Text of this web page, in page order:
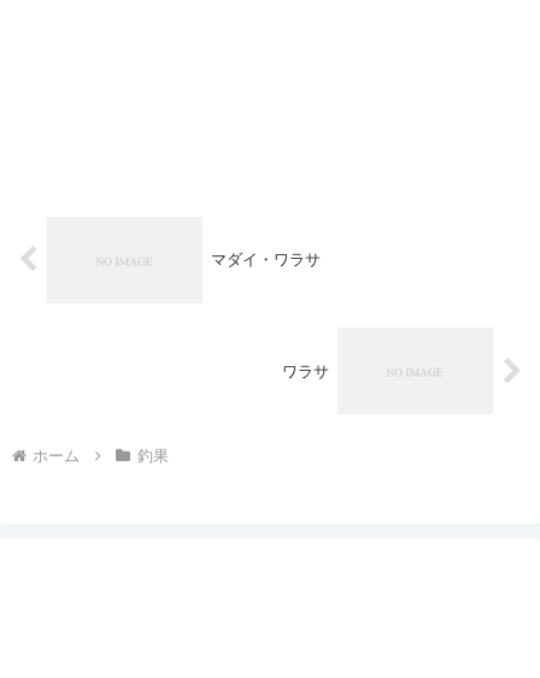
マダイ・ワラサ
ワラサ
ホーム 釣果